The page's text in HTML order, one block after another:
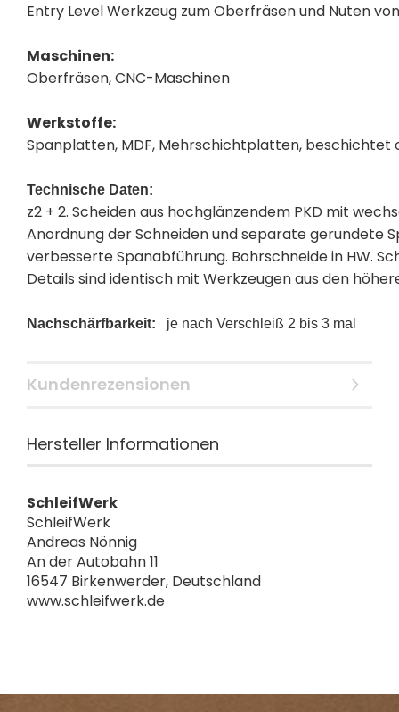
Entry Level Werkzeug zum Oberfräsen und Nuten
Maschinen:
Oberfräsen, CNC-Maschinen
Werkstoffe:
Spanplatten, MDF, Mehrschichtplatten, beschichtet
Technische Daten:
z2 + 2. Scheiden aus hochglänzendem PKD mit
Anordnung der Schneiden und separate gerundete
verbesserte Spanabführung. Bohrschneide in HW.
Details sind identisch mit Werkzeugen aus den
Nachschärfbarkeit: je nach Verschleiß 2 bis 3 mal
Kundenrezensionen
Hersteller Informationen
SchleifWerk
SchleifWerk
Andreas Nönnig
An der Autobahn 11
16547 Birkenwerder, Deutschland
www.schleifwerk.de